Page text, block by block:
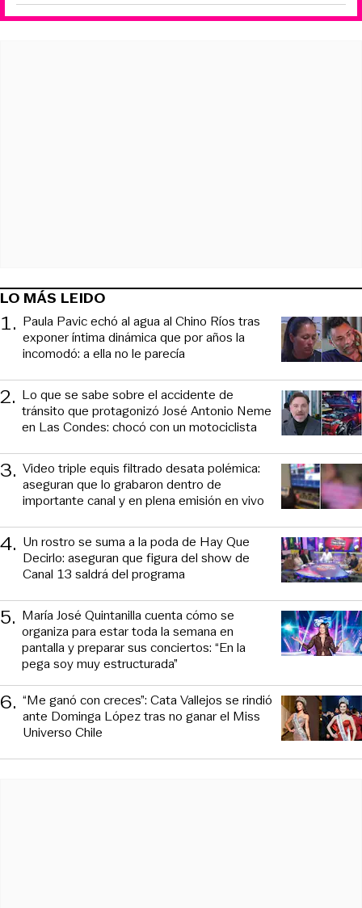
LO MÁS LEIDO
1. Paula Pavic echó al agua al Chino Ríos tras
exponer íntima dinámica que por años la
incomodó: a ella no le parecía
2. Lo que se sabe sobre el accidente de
tránsito que protagonizó José Antonio Neme
en Las Condes: chocó con un motociclista
3. Video triple equis filtrado desata polémica:
aseguran que lo grabaron dentro de
importante canal y en plena emisión en vivo
4. Un rostro se suma a la poda de Hay Que
Decirlo: aseguran que figura del show de
Canal 13 saldrá del programa
5. María José Quintanilla cuenta cómo se
organiza para estar toda la semana en
pantalla y preparar sus conciertos: “En la
pega soy muy estructurada”
6. “Me ganó con creces”: Cata Vallejos se rindió
ante Dominga López tras no ganar el Miss
Universo Chile